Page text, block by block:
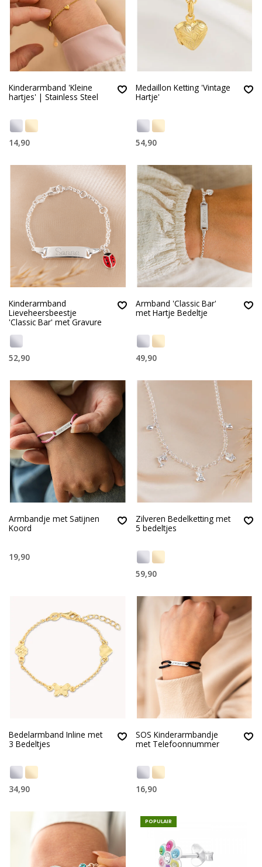
Kinderarmband 'Kleine
hartjes' | Stainless Steel
14,90
Medaillon Ketting 'Vintage
Hartje'
54,90
Kinderarmband
Lieveheersbeestje
'Classic Bar' met Gravure
52,90
Armband 'Classic Bar'
met Hartje Bedeltje
49,90
Armbandje met Satijnen
Koord
19,90
Zilveren Bedelketting met
5 bedeltjes
59,90
Bedelarmband Inline met
3 Bedeltjes
34,90
SOS Kinderarmbandje
met Telefoonnummer
16,90
POPULAIR